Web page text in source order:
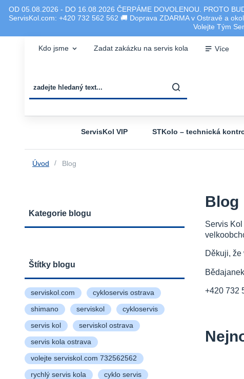
OD 05.08.2026 - DO 16.08.2026 ČERPÁME DOVOLENOU. PROTO
ServisKol.com: +420 732 562 562 🚚 Doprava ZDARMA v Ostravě a
Volejte Tým
Kdo jsme Zadat zakázku na servis kola Více
ServisKol VIP STKolo – technická
Úvod Blog
Kategorie blogu
Štítky blogu
serviskol.com cykloservis ostrava
shimano serviskol cykloservis
servis kol serviskol ostrava
servis kola ostrava
volejte serviskol.com 732562562
rychlý servis kola cyklo servis
Blog
Servis
Děkuji,
Bědajanek
+420 732